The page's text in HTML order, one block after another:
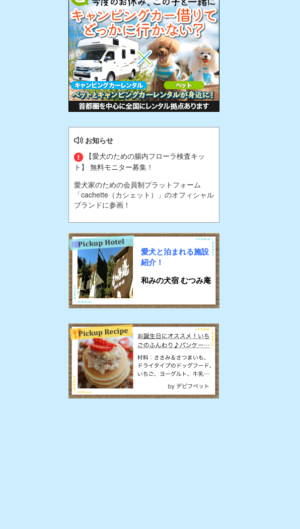
お知らせ
【愛犬のための腸内フローラ検査キッ
ト】 無料モニター募集！
愛犬家のための会員制プラットフォーム
「cachette（カシェット）」のオフィシャル
ブランドに参画！
愛犬と泊まれる施設
紹介！
和みの犬宿 むつみ庵